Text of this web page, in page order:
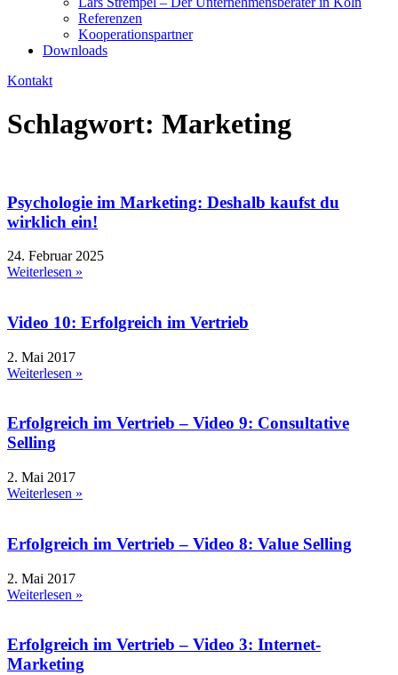
Referenzen
Kooperationspartner
Downloads
Kontakt
Schlagwort: Marketing
Psychologie im Marketing: Deshalb kaufst du
wirklich ein!
24. Februar 2025
Weiterlesen »
Video 10: Erfolgreich im Vertrieb
2. Mai 2017
Weiterlesen »
Erfolgreich im Vertrieb – Video 9: Consultative
Selling
2. Mai 2017
Weiterlesen »
Erfolgreich im Vertrieb – Video 8: Value Selling
2. Mai 2017
Weiterlesen »
Erfolgreich im Vertrieb – Video 3: Internet-
Marketing